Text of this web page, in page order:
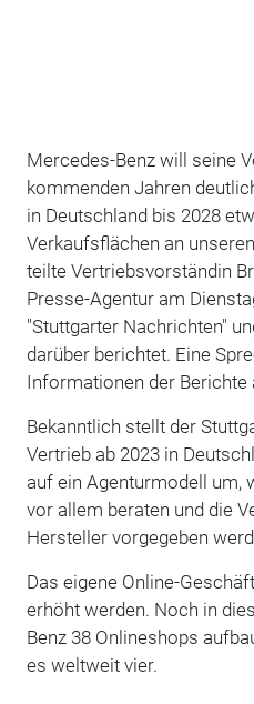
Mercedes-Benz will seine
kommenden Jahren
in Deutschland bis 2028
Verkaufsflächen an
teilte Vertriebsvorständin
Presse-Agentur am
"Stuttgarter Nachrichten"
darüber berichtet. Eine
Informationen der Berichte
Bekanntlich stellt der
Vertrieb ab 2023 in
auf ein Agenturmodell um,
vor allem beraten und die
Hersteller vorgegeben
Das eigene Online-
erhöht werden. Noch in
Benz 38 Onlineshops
es weltweit vier.